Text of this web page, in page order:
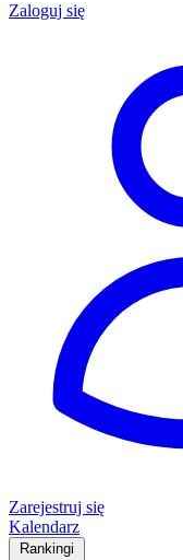
Zaloguj się
Zarejestruj się
Kalendarz
Rankingi